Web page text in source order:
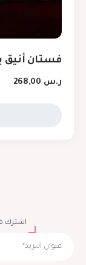
فستان أنيق
ر.س
اشترك